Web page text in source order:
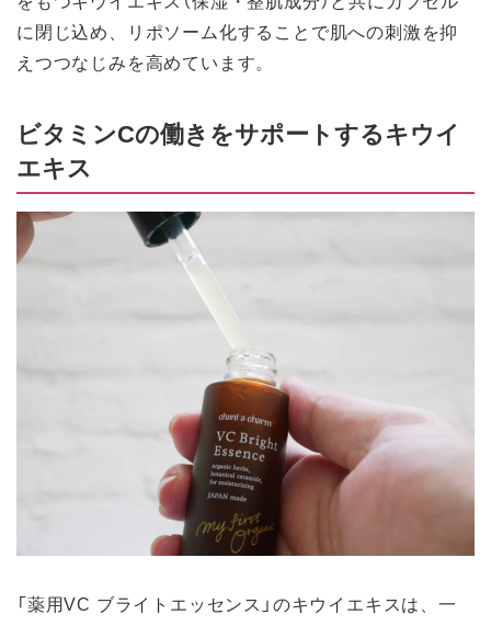
に閉じ込め、リポソーム化することで肌への刺激を抑
えつつなじみを高めています。
ビタミンCの働きをサポートするキウイ
エキス
「薬用VC ブライトエッセンス」のキウイエキスは、一